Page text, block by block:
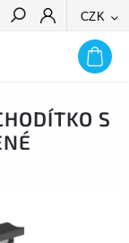
CZK
HLEDAT
S